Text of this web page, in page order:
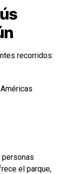
recorridos:
el parque,